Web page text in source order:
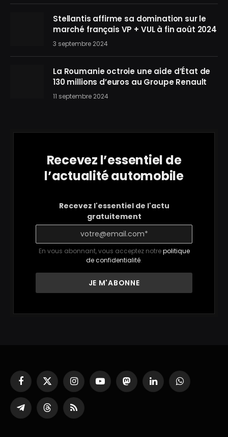
Stellantis affirme sa domination sur le
marché français VP + VUL à fin août 2024
3 septembre 2024
La Roumanie octroie une aide d’État de
130 millions d’euros au Groupe Renault
11 septembre 2024
Recevez l’essentiel de
l’actualité automobile
Recevez l'essentiel de l'actu
gratuitement
En vous abonnant, vous acceptez notrepolitique
de confidentialité.
Facebook
X
(Twitter)
InstagramYouTubeMastodonLinkedInWhatsApp
Partager
sur
ThreadsRSS